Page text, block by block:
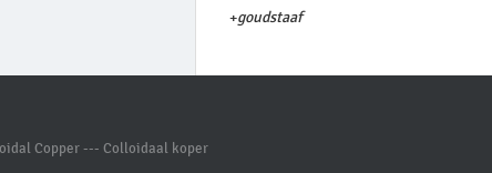
+goudstaaf
Copper --- Colloidaal koper